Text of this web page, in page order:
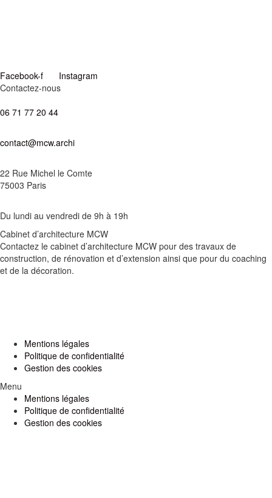
Facebook-f
Instagram
Contactez-nous
06 71 77 20 44
contact@mcw.archi
22 Rue Michel le Comte
75003 Paris
Du lundi au vendredi de 9h à 19h
Cabinet d’architecture MCW
Contactez le cabinet d’architecture MCW pour des travaux de
construction, de rénovation et d’extension ainsi que pour du coaching
et de la décoration.
Mentions légales
Politique de confidentialité
Gestion des cookies
Menu
Mentions légales
Politique de confidentialité
Gestion des cookies